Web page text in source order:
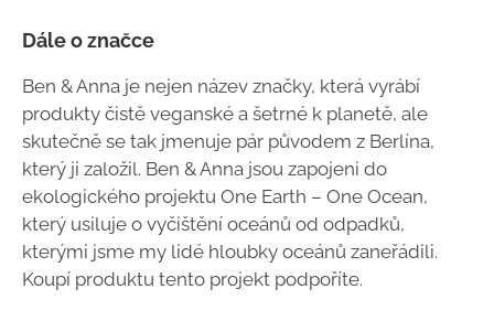
Dále o značce
Ben & Anna je nejen název značky, která vyrábí
produkty čistě veganské a šetrné k planetě, ale
skutečně se tak jmenuje pár původem z Berlína,
který ji založil. Ben & Anna jsou zapojeni do
ekologického projektu One Earth – One Ocean,
který usiluje o vyčištění oceánů od odpadků,
kterými jsme my lidé hloubky oceánů zaneřádili.
Koupí produktu tento projekt podpoříte.